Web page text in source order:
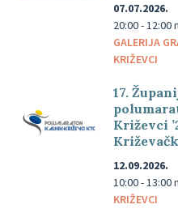
07.07.2026.
20:00 - 12:00
GALERIJA
KRIŽEVCI
17.
Križevci
12.09.2026.
10:00 - 13:00
KRIŽEVCI